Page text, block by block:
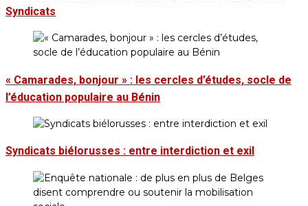
Syndicats
« Camarades, bonjour » : les cercles d’études, socle de
l’éducation populaire au Bénin
Syndicats biélorusses : entre interdiction et exil